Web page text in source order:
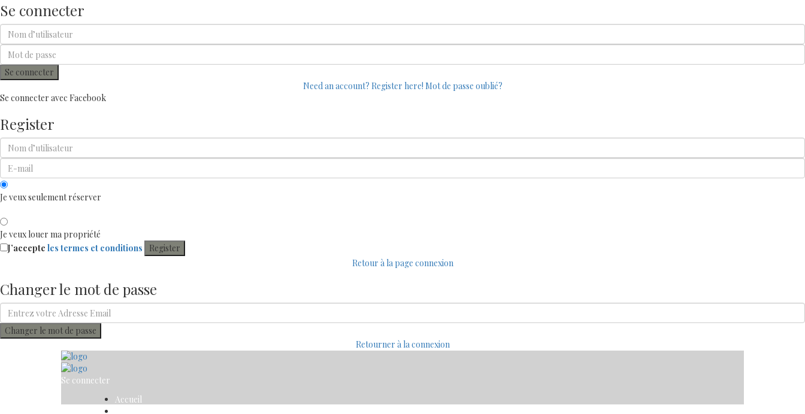
Se connecter
Se connecter
Need an account? Register here! Mot de passe oublié?
Se connecter avec Facebook
Register
Je veux seulement réserver
Je veux louer ma propriété
J’accepte les termes et conditions
Register
Retour à la page connexion
Changer le mot de passe
Changer le mot de passe
Retourner à la connexion
Se connecter
Accueil